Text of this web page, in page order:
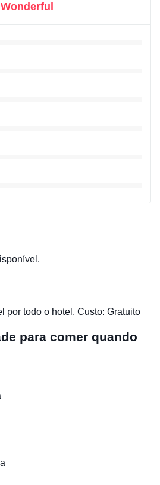
Wonderful
por todo o hotel. Custo: Gratuito
para comer quando